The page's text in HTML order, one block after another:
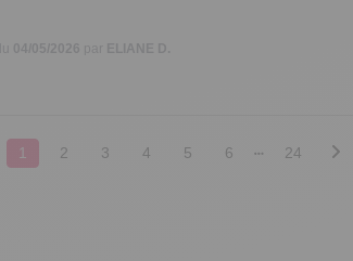
1 2 3 4 5 6 24